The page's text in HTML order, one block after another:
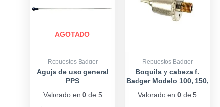
AGOTADO
Repuestos Badger
Aguja de uso general
PPS
Valorado en 0de 5
Repuestos Badger
Boquila y cabeza f.
Badger Modelo 100, 150,
Valorado en0 de 5
elegir